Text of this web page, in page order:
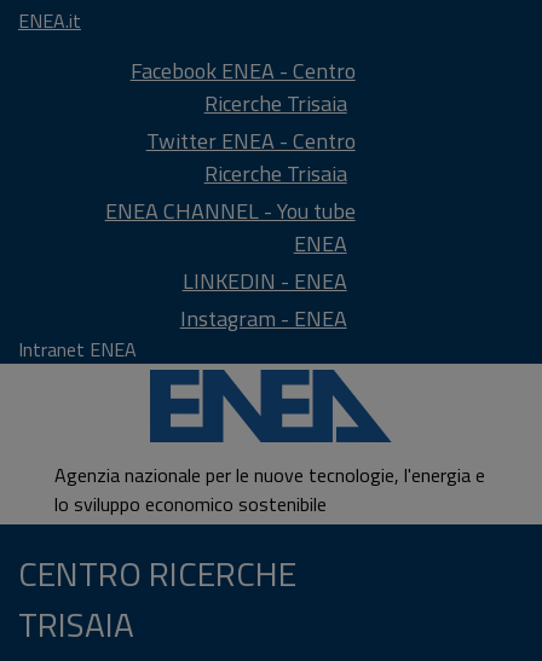
ENEA.it
Facebook ENEA - Centro
Ricerche Trisaia
Twitter ENEA - Centro
Ricerche Trisaia
ENEA CHANNEL - You tube
ENEA
LINKEDIN - ENEA
Instagram - ENEA
Intranet ENEA
Agenzia nazionale per le nuove tecnologie, l'energia e
lo sviluppo economico sostenibile
CENTRO RICERCHE
TRISAIA